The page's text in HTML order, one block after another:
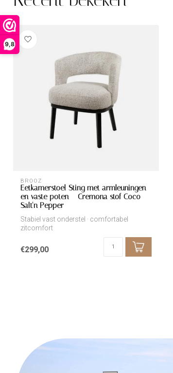
9,8
BROOZ
Eetkamerstoel Sting met armleuningen
en vaste poten – Cremona stof Coco -
Salt'n Pepper
Stabiel vast onderstel · comfortabel
zitcomfort
€299,00